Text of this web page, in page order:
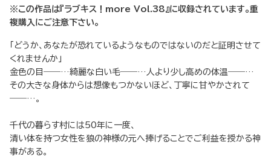
※この作品は『ラブキス！more Vol.38』に収録されています。重
複購入にご注意下さい。
「どうか、あなたが恐れているようなものではないのだと証明させて
くれませんか」
金色の目――…綺麗な白い毛――…人より少し高めの体温――…
その大きな身体からは想像もつかないほど、丁寧に甘やかされて
――…。
千代の暮らす村には50年に一度、
清い体を持つ女性を狼の神様の元へ捧げることでご利益を授かる神
事がある。